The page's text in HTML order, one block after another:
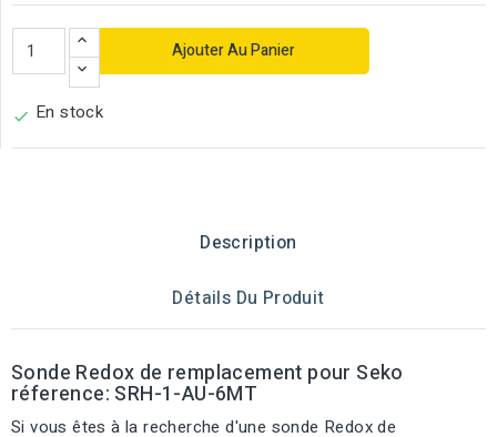
Ajouter Au Panier
 En stock
Description
Détails Du Produit
Sonde Redox de remplacement pour Seko
réference: SRH-1-AU-6MT
Si vous êtes à la recherche d'une sonde Redox de